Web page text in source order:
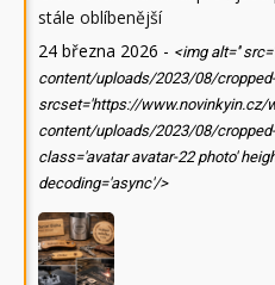
stále oblíbenější
24 března 2026 - <img alt=''
content/uploads/2023/08/
srcset='https://www.novinkyin.cz/
content/uploads/2023/08/
class='avatar avatar-22 photo'
decoding='async'/>